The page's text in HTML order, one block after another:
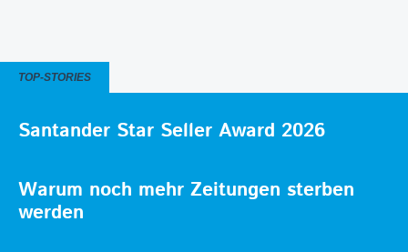
TOP-STORIES
Santander Star Seller Award 2026
Warum noch mehr Zeitungen sterben
werden